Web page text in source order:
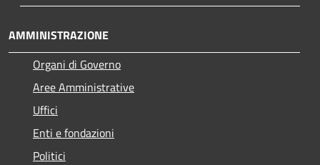
AMMINISTRAZIONE
Organi di Governo
Aree Amministrative
Uffici
Enti e fondazioni
Politici